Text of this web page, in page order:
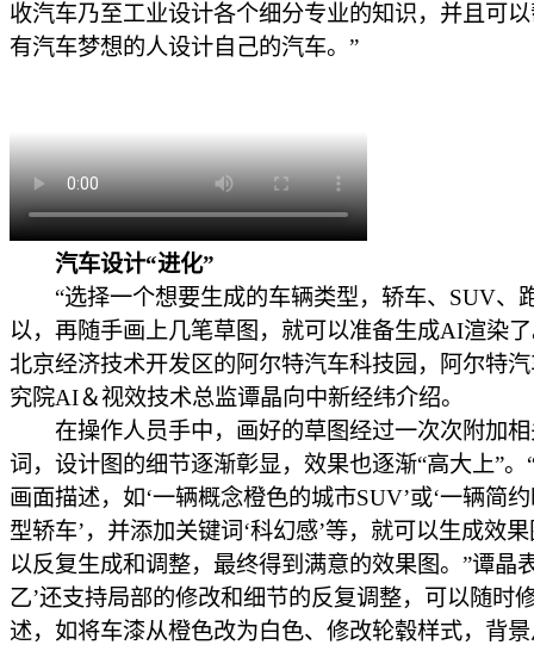
收汽车乃至工业设计各个细分专业的知识，并且可
有汽车梦想的人设计自己的汽车。”
汽车设计“进化”
“选择一个想要生成的车辆类型，轿车、SUV、
以，再随手画上几笔草图，就可以准备生成AI渲染
北京经济技术开发区的阿尔特汽车科技园，阿尔特
究院AI＆视效技术总监谭晶向中新经纬介绍。
在操作人员手中，画好的草图经过一次次附加相
词，设计图的细节逐渐彰显，效果也逐渐“高大上”。
画面描述，如‘一辆概念橙色的城市SUV’或‘一辆简
型轿车’，并添加关键词‘科幻感’等，就可以生成效
以反复生成和调整，最终得到满意的效果图。”谭晶
乙’还支持局部的修改和细节的反复调整，可以随时
述，如将车漆从橙色改为白色、修改轮毂样式，背